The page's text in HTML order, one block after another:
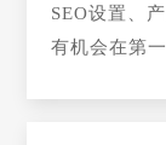
SEO设置、
有机会在第一